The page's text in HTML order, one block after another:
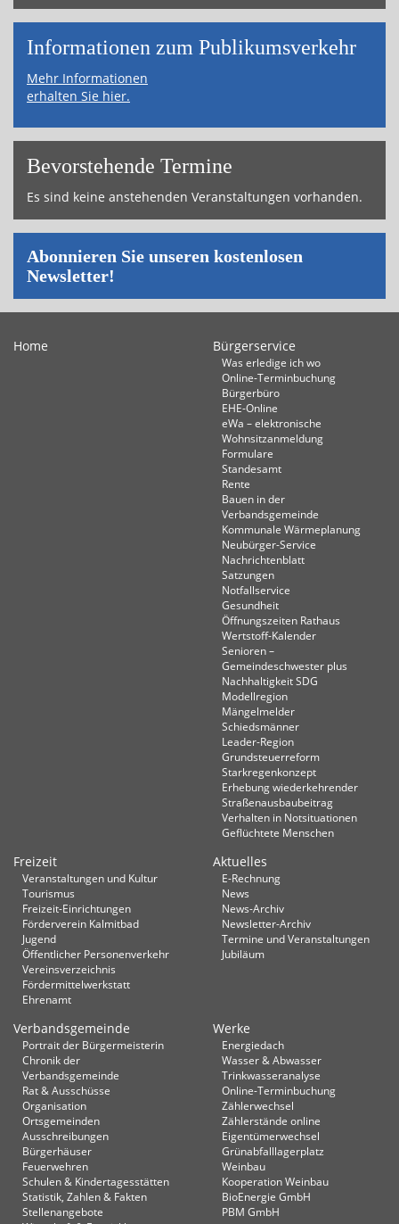
Informa­tionen zum Publikums­­verkehr
Mehr Informationen
erhalten Sie hier.
Bevor­ste­hende Termine
Es sind keine anstehenden Veranstaltungen vorhanden.
Abonnieren Sie unseren kostenlosen
Newsletter!
Home Bürgerservice
Was erledige ich wo
Online-Terminbuchung
Bürgerbüro
EHE-Online
eWa – elektronische
Wohnsitzanmeldung
Formulare
Standesamt
Rente
Bauen in der
Verbandsgemeinde
Kommunale Wärmeplanung
Neubürger-Service
Nachrichtenblatt
Satzungen
Notfallservice
Gesundheit
Öffnungszeiten Rathaus
Wertstoff-Kalender
Senioren –
Gemeindeschwester plus
Nachhaltigkeit SDG
Modellregion
Mängelmelder
Schiedsmänner
Leader-Region
Grundsteuerreform
Starkregenkonzept
Erhebung wiederkehrender
Straßenausbaubeitrag
Verhalten in Not­situationen
Geflüchtete Menschen
Freizeit
Veranstaltungen und Kultur
Tourismus
Freizeit-Einrichtungen
Förderverein Kalmitbad
Jugend
Öffentlicher Personenverkehr
Vereinsverzeichnis
Fördermittelwerkstatt
Ehrenamt
Aktuelles
E-Rechnung
News
News-Archiv
Newsletter-Archiv
Termine und Veranstaltungen
Jubiläum
Verbandsgemeinde
Portrait der Bürgermeisterin
Chronik der
Verbandsgemeinde
Rat & Ausschüsse
Organisation
Ortsgemeinden
Ausschreibungen
Bürgerhäuser
Feuerwehren
Schulen & Kindertagesstätten
Statistik, Zahlen & Fakten
Stellenangebote
Werke
Energiedach
Wasser & Abwasser
Trinkwasseranalyse
Online-Terminbuchung
Zählerwechsel
Zählerstände online
Eigentümerwechsel
Grünabfalllagerplatz
Weinbau
Kooperation Weinbau
BioEnergie GmbH
PBM GmbH